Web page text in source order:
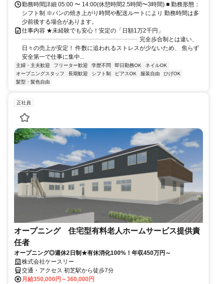
勤務時間詳細 05:00 〜 14:00(休憩時間2.5時間〜3時間) ■ 勤務形態：
シフト制 ※パンの焼き上がり時間や配送ルートにより 勤務時間は多
少前後する場合があります。
仕事内容 ★未経験でも安心！安定の「日額1万2千円」
┈┈┈┈┈┈┈┈┈┈┈┈┈┈┈┈┈┈┈┈ 完全歩合制とは違い、
日々の売上が安定！ 件数に追われるストレスが少ないため、 焦らず
安全第一で仕事に集中...
主婦・主夫歓迎 フリーター歓迎 学歴不問 即日勤務OK
ネイルOK
オープニングスタッフ
長期歓迎 シフト制 ピアスOK 服装自由
ひげOK
髪型・髪色自由
正社員
オープニング 住宅型有料老人ホームサービス提供責
任者
オープニング◎週休2日制★有休消化100%！年収450万円～
株式会社ケースリー
交通・アクセス 初芝駅から徒歩7分
月給350,000円～360,000円